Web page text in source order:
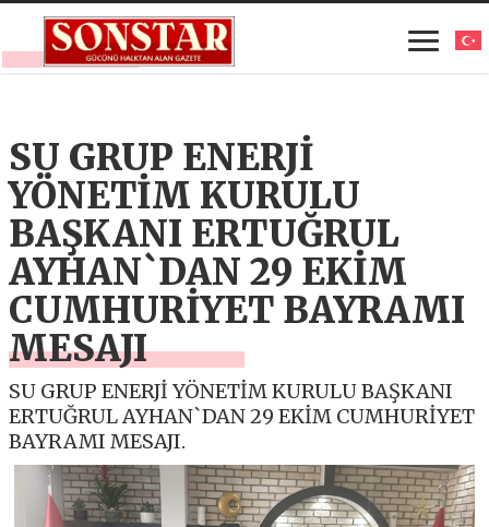
SU GRUP ENERJİ
YÖNETİM KURULU
BAŞKANI ERTUĞRUL
AYHAN`DAN 29 EKİM
CUMHURİYET BAYRAMI
MESAJI
SU GRUP ENERJİ YÖNETİM KURULU BAŞKANI
ERTUĞRUL AYHAN`DAN 29 EKİM CUMHURİYET
BAYRAMI MESAJI.